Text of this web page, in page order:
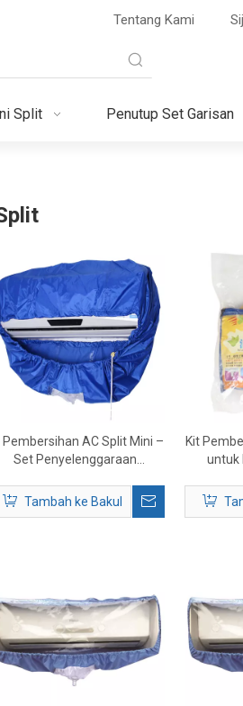
Tentang Kami
Split Penutup Set Garisan
Pembersihan AC Split Mini –
Set Penyelenggaraan
Lengkap
Tambah ke Bakul
Kit
untuk